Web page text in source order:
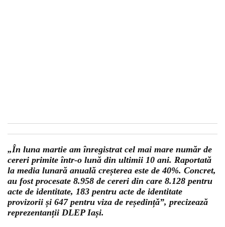
„În luna martie am înregistrat cel mai mare număr de
cereri primite într-o lună din ultimii 10 ani. Raportată
la media lunară anuală creșterea este de 40%. Concret,
au fost procesate 8.958 de cereri din care 8.128 pentru
acte de identitate, 183 pentru acte de identitate
provizorii și 647 pentru viza de reședință”, precizează
reprezentanții DLEP Iași.